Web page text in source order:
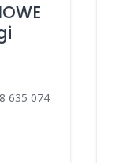
635 074